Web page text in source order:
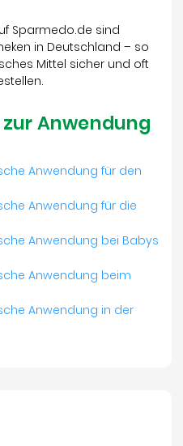
Sparmedo.de sind
in Deutschland – so
Mittel sicher und oft
Anwendung
Anwendung für den
Anwendung für die
Anwendung bei Babys
Anwendung beim
Anwendung in der